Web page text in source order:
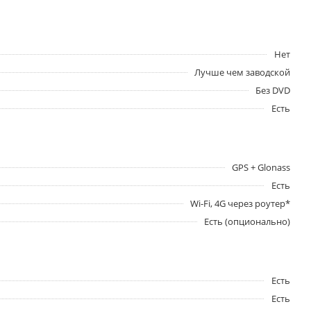
Нет
Лучше чем заводской
Без DVD
Есть
GPS + Glonass
Есть
Wi-Fi, 4G через роутер*
Есть (опционально)
Есть
Есть